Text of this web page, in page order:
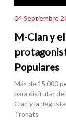
04 Septiembre
M-Clan y
Populares
Más de 15.000
para disfrutar
Clan y la
Tronats